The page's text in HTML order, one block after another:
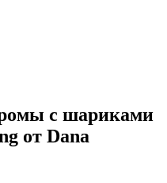
с шариками
от Dana